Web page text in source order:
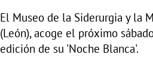
El Museo de la Siderurgia y la
(León), acoge el próximo
edición de su 'Noche Blanca'.